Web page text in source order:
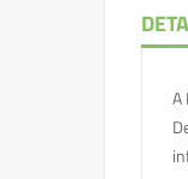
A